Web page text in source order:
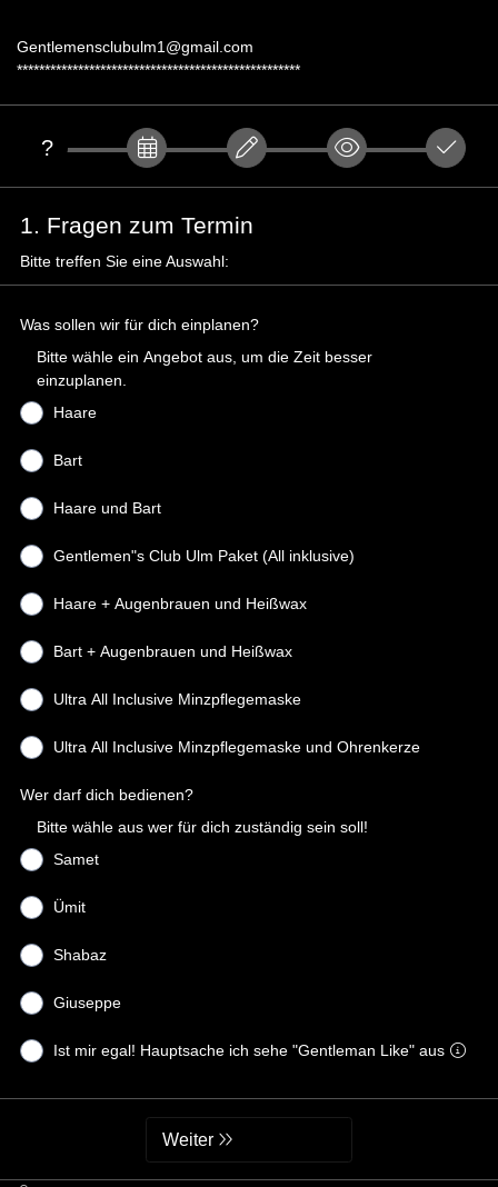
Gentlemensclubulm1@gmail.com
***************************************************
1. Fragen zum Termin
Bitte treffen Sie eine Auswahl:
Was sollen wir für dich einplanen?
Bitte wähle ein Angebot aus, um die Zeit besser
einzuplanen.
Haare
Bart
Haare und Bart
Gentlemen"s Club Ulm Paket (All inklusive)
Haare + Augenbrauen und Heißwax
Bart + Augenbrauen und Heißwax
Ultra All Inclusive Minzpflegemaske
Ultra All Inclusive Minzpflegemaske und Ohrenkerze
Wer darf dich bedienen?
Bitte wähle aus wer für dich zuständig sein soll!
Samet
Ümit
Shabaz
Giuseppe
Ist mir egal! Hauptsache ich sehe "Gentleman Like" aus
Weiter